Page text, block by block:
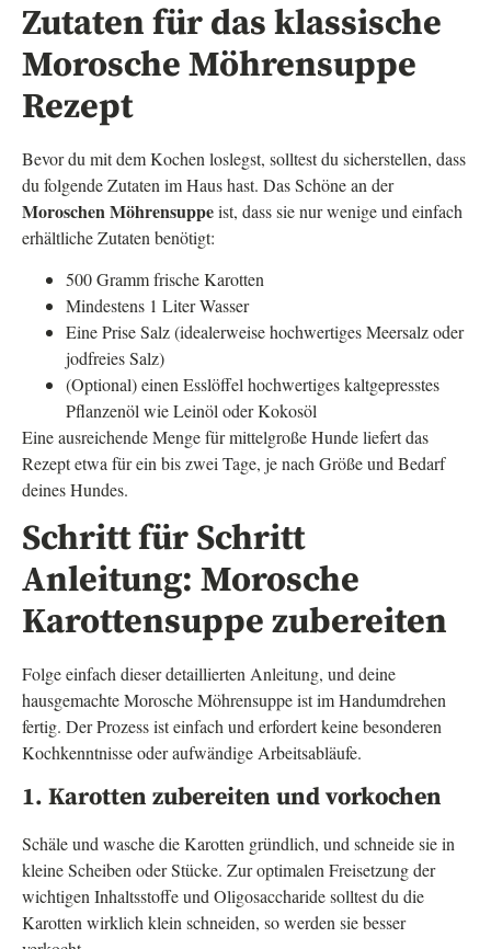
Zutaten für das klassische
Morosche Möhrensuppe
Rezept
Bevor du mit dem Kochen loslegst, solltest du sicherstellen, dass
du folgende Zutaten im Haus hast. Das Schöne an der
Moroschen Möhrensuppeist, dass sie nur wenige und einfach
erhältliche Zutaten benötigt:
500 Gramm frische Karotten
Mindestens 1 Liter Wasser
Eine Prise Salz (idealerweise hochwertiges Meersalz oder
jodfreies Salz)
(Optional) einen Esslöffel hochwertiges kaltgepresstes
Pflanzenöl wie Leinöl oder Kokosöl
Eine ausreichende Menge für mittelgroße Hunde liefert das
Rezept etwa für ein bis zwei Tage, je nach Größe und Bedarf
deines Hundes.
Schritt für Schritt
Anleitung: Morosche
Karottensuppe zubereiten
Folge einfach dieser detaillierten Anleitung, und deine
hausgemachte Morosche Möhrensuppe ist im Handumdrehen
fertig. Der Prozess ist einfach und erfordert keine besonderen
Kochkenntnisse oder aufwändige Arbeitsabläufe.
1. Karotten zubereiten und vorkochen
Schäle und wasche die Karotten gründlich, und schneide sie in
kleine Scheiben oder Stücke. Zur optimalen Freisetzung der
wichtigen Inhaltsstoffe und Oligosaccharide solltest du die
Karotten wirklich klein schneiden, so werden sie besser